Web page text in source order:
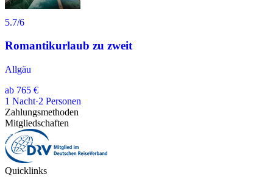
5.7/6
Romantikurlaub zu zweit
Allgäu
ab 765 €
1 Nacht·2 Personen
Zahlungsmethoden
Mitgliedschaften
Quicklinks